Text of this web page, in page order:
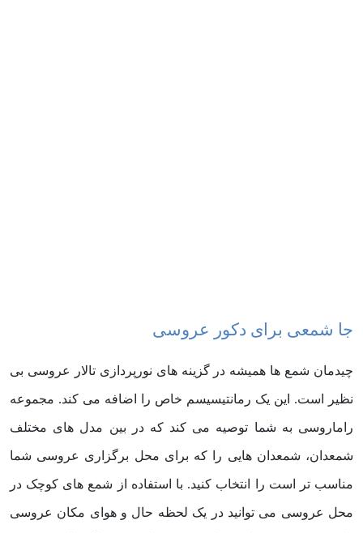
جا شمعی برای دکور عروسی
چیدمان شمع ها همیشه در گزینه های نورپردازی تالار عروسی بی
نظیر است. این یک رمانتیسیسم خاص را اضافه می کند. مجموعه
راماروسی به شما توصیه می کند که در بین مدل های مختلف
شمعدان، شمعدان هایی را که برای محل برگزاری عروسی شما
مناسب تر است را انتخاب کنید. با استفاده از شمع های کوچک در
محل عروسی می توانید در یک لحظه حال و هوای مکان عروسی